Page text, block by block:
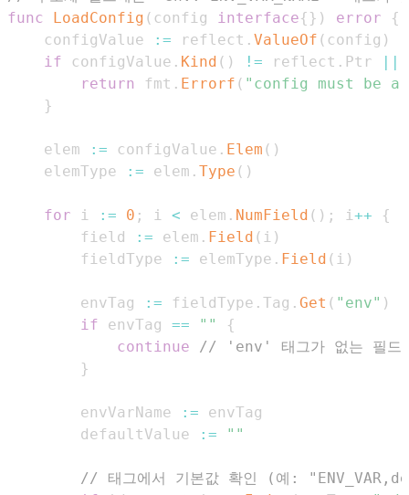
func
LoadConfig ( config interface{ } ) error
{
	configValue
:= reflect . ValueOf ( config )
if configValue . Kind ( ) != reflect . Ptr ||
return
fmt . Errorf ( "config must be
}
	elem
:= configValue . Elem ( )
	elemType
:= elem . Type ( )
for i := 0 ; i < elem . NumField ( ) ; i ++
{
		field
:= elem . Field ( i )
		fieldType
:= elemType . Field ( i )
		envTag
:= fieldType . Tag . Get ( "env" )
if envTag == ""
{
continue
// 'env' 태그가 없는 필드
}
		envVarName
:=
		defaultValue
:= ""
// 태그에서 기본값 확인 (예: